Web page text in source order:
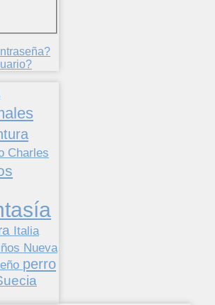
Charles
Italia
Nueva
perro